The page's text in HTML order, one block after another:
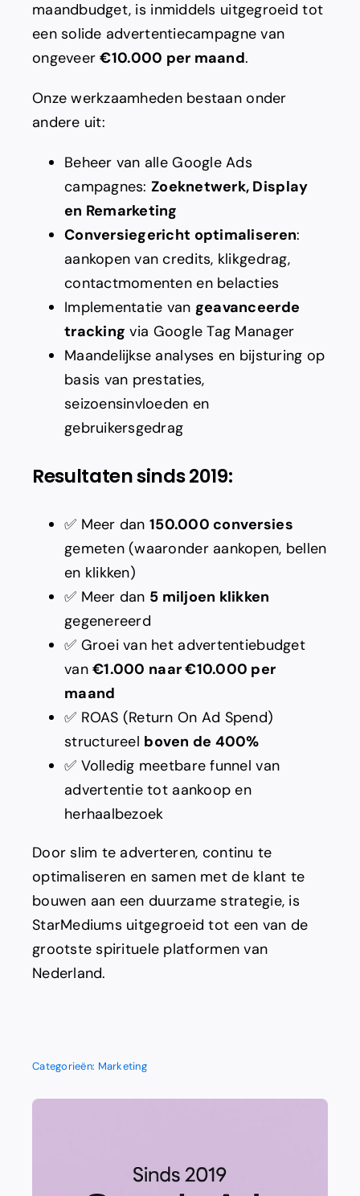
maandbudget, is inmiddels uitgegroeid tot
een solide advertentiecampagne van
ongeveer€10.000 per maand.
Onze werkzaamheden bestaan onder
andere uit:
Beheer van alle Google Ads
campagnes: Zoeknetwerk, Display
en Remarketing
Conversiegericht optimaliseren:
aankopen van credits, klikgedrag,
contactmomenten en belacties
Implementatie van geavanceerde
tracking via Google Tag Manager
Maandelijkse analyses en bijsturing op
basis van prestaties,
seizoensinvloeden en
gebruikersgedrag
Resultaten sinds 2019:
✅ Meer dan 150.000 conversies
gemeten (waaronder aankopen, bellen
en klikken)
✅ Meer dan 5 miljoen klikken
gegenereerd
✅ Groei van het advertentiebudget
van€1.000 naar €10.000 per
maand
✅ ROAS (Return On Ad Spend)
structureel boven de 400%
✅ Volledig meetbare funnel van
advertentie tot aankoop en
herhaalbezoek
Door slim te adverteren, continu te
optimaliseren en samen met de klant te
bouwen aan een duurzame strategie, is
StarMediums uitgegroeid tot een van de
grootste spirituele platformen van
Nederland.
Categorieën: Marketing